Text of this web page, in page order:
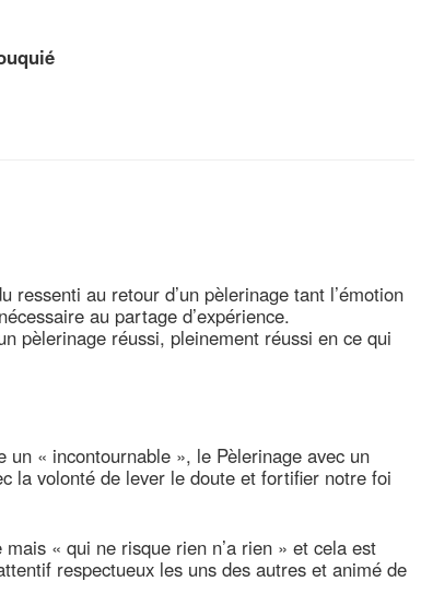
au retour d’un pèlerinage tant l’émotion
au partage d’expérience.
pèlerinage réussi, pleinement réussi en ce qui
un « incontournable », le Pèlerinage avec un
la volonté de lever le doute et fortifier notre foi
« qui ne risque rien n’a rien » et cela est
respectueux les uns des autres et animé de